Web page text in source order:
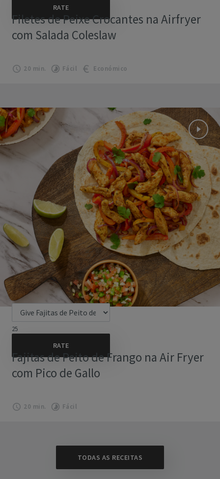
Filetes de Peixe Crocantes na Airfryer
com Salada Coleslaw
20 min. Fácil Económico
25
Fajitas de Peito de Frango na Air Fryer
com Pico de Gallo
20 min. Fácil
TODAS AS RECEITAS